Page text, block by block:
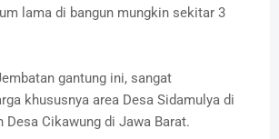
lama di bangun mungkin sekitar 3
gantung ini, sangat
khususnya area Desa Sidamulya di
Desa Cikawung di Jawa Barat.